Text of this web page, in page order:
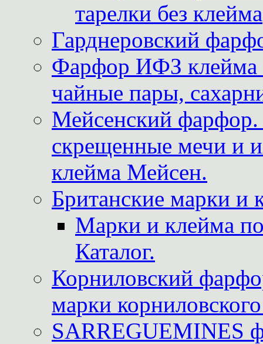
тарелки без клейма
Гарднеровский
Фарфор ИФЗ клейма
чайные пары,
Мейсенский фарфор.
скрещенные мечи и
клейма Мейсен.
Британские марки и
Марки и клейма
Каталог.
Корниловский
марки
SARREGUEMINES